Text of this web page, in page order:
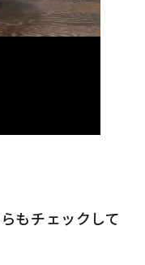
もチェックして